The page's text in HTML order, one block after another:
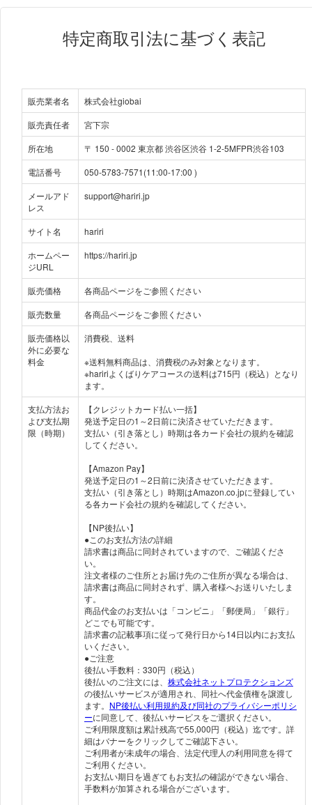
特定商取引法に基づく表記
販売業者名
株式会社giobai
販売責任者
宮下宗
所在地
〒 150 -0002 東京都 渋谷区渋谷 1-2-5MFPR渋谷103
電話番号
050-5783-7571(11:00-17:00 )
メールアド
レス
support@hariri.jp
サイト名
hariri
ホームペー
ジURL
https://hariri.jp
販売価格
各商品ページをご参照ください
販売数量
各商品ページをご参照ください
販売価格以
外に必要な
料金
消費税、送料
※送料無料商品は、消費税のみ対象となります。
※haririよくばりケアコースの送料は715円（税込）となり
ます。
支払方法お
よび支払期
限（時期）
【クレジットカード払い一括】
発送予定日の1～2日前に決済させていただきます。
支払い（引き落とし）時期は各カード会社の規約を確認
してください。
【Amazon Pay】
発送予定日の1～2日前に決済させていただきます。
支払い（引き落とし）時期はAmazon.co.jpに登録してい
る各カード会社の規約を確認してください。
【NP後払い】
●このお支払方法の詳細
請求書は商品に同封されていますので、ご確認くださ
い。
注文者様のご住所とお届け先のご住所が異なる場合は、
請求書は商品に同封されず、購入者様へお送りいたしま
す。
商品代金のお支払いは「コンビニ」「郵便局」「銀行」
どこでも可能です。
請求書の記載事項に従って発行日から14日以内にお支払
いください。
●ご注意
後払い手数料：330円（税込）
後払いのご注文には、 株式会社ネットプロテクションズ
の後払いサービスが適用され、同社へ代金債権を譲渡し
ます。 NP後払い利用規約及び同社のプライバシーポリシ
ーに同意して、後払いサービスをご選択ください。
ご利用限度額は累計残高で55,000円（税込）迄です。詳
細はバナーをクリックしてご確認下さい。
ご利用者が未成年の場合、法定代理人の利用同意を得て
ご利用ください。
お支払い期日を過ぎてもお支払の確認ができない場合、
手数料が加算される場合がございます。